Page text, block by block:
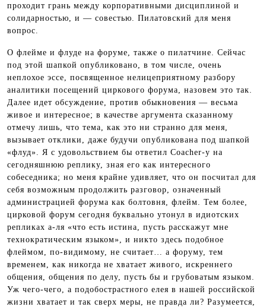
проходит грань между корпоративными дисциплиной и
солидарностью, и — совестью. Пилатовский для меня
вопрос.
О флейме и флуде на форуме, также о пилатчине. Сейчас
под этой шапкой опубликовано, в том числе, очень
неплохое эссе, посвященное нелицеприятному разбору
аналитики посещений циркового форума, назовем это так.
Далее идет обсуждение, против обыкновения — весьма
живое и интересное; в качестве аргумента сказанному
отмечу лишь, что тема, как это ни странно для меня,
вызывает отклики, даже будучи опубликована под шапкой
«флуд». Я с удовольствием бы ответил Coacher-y на
сегодняшнюю реплику, зная его как интересного
собеседника; но меня крайне удивляет, что он посчитал для
себя возможным продолжить разговор, означенный
администрацией форума как болтовня, флейм. Тем более,
цирковой форум сегодня буквально утонул в идиотских
репликах а-ля «что есть истина, пусть расскажут мне
технократическим языком», и никто здесь подобное
флеймом, по-видимому, не считает… а форуму, тем
временем, как никогда не хватает живого, искреннего
общения, общения по делу, пусть бы и грубоватым языком.
Уж чего-чего, а подобострастного елея в нашей российской
жизни хватает и так сверх меры, не правда ли? Разумеется,